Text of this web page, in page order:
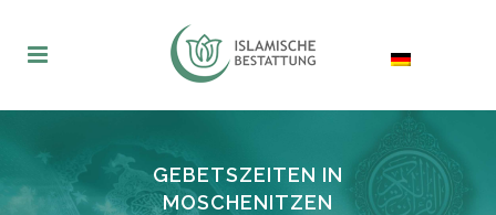
GEBETSZEITEN IN
MOSCHENITZEN